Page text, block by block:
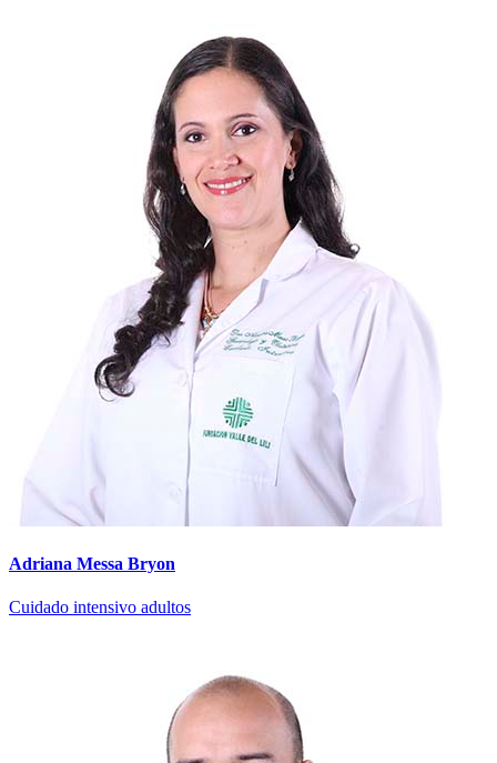
Adriana Messa Bryon
Cuidado intensivo adultos